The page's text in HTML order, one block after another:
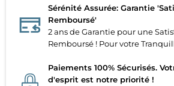
Sérénité Assurée: Garantie
Remboursé'
2 ans de Garantie pour une
Remboursé ! Pour votre
Paiements 100% Sécurisés.
d'esprit est notre priorité !